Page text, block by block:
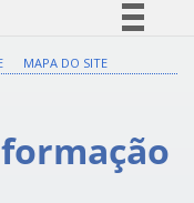
à informação
MAPA DO SITE